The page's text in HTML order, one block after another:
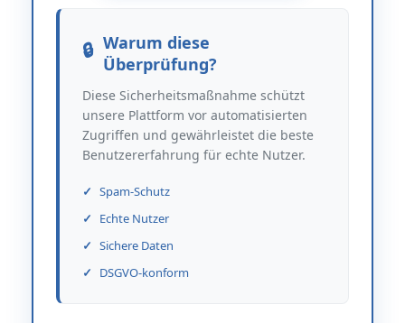
Warum diese
Überprüfung?
Diese Sicherheitsmaßnahme schützt
unsere Plattform vor automatisierten
Zugriffen und gewährleistet die beste
Benutzererfahrung für echte Nutzer.
Spam-Schutz
Echte Nutzer
Sichere Daten
DSGVO-konform